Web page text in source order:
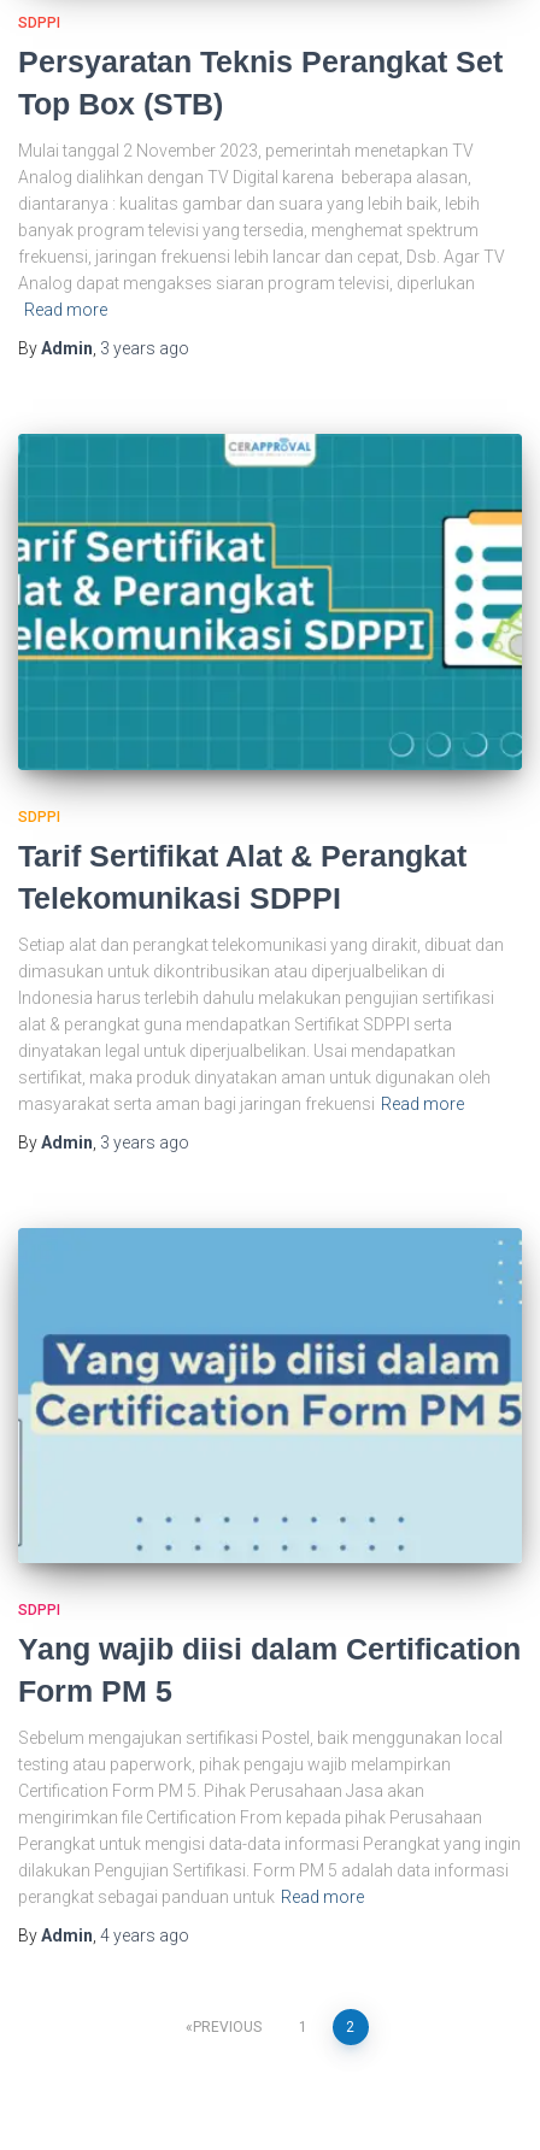
SDPPI
Persyaratan Teknis Perangkat Set
Top Box (STB)
Mulai tanggal 2 November 2023, pemerintah menetapkan TV
Analog dialihkan dengan TV Digital karena beberapa alasan,
diantaranya : kualitas gambar dan suara yang lebih baik, lebih
banyak program televisi yang tersedia, menghemat spektrum
frekuensi, jaringan frekuensi lebih lancar dan cepat, Dsb. Agar TV
Analog dapat mengakses siaran program televisi, diperlukan
Read more
ByAdmin 3 years ago
SDPPI
Tarif Sertifikat Alat & Perangkat
Telekomunikasi SDPPI
Setiap alat dan perangkat telekomunikasi yang dirakit, dibuat dan
dimasukan untuk dikontribusikan atau diperjualbelikan di
Indonesia harus terlebih dahulu melakukan pengujian sertifikasi
alat & perangkat guna mendapatkan Sertifikat SDPPI serta
dinyatakan legal untuk diperjualbelikan. Usai mendapatkan
sertifikat, maka produk dinyatakan aman untuk digunakan oleh
masyarakat serta aman bagi jaringan frekuensi Read more
ByAdmin 3 years ago
SDPPI
Yang wajib diisi dalam Certification
Form PM 5
Sebelum mengajukan sertifikasi Postel, baik menggunakan local
testing atau paperwork, pihak pengaju wajib melampirkan
Certification Form PM 5. Pihak Perusahaan Jasa akan
mengirimkan file Certification From kepada pihak Perusahaan
Perangkat untuk mengisi data-data informasi Perangkat yang ingin
dilakukan Pengujian Sertifikasi. Form PM 5 adalah data informasi
perangkat sebagai panduan untuk Read more
ByAdmin, 4 years ago
PREVIOUS 1 2